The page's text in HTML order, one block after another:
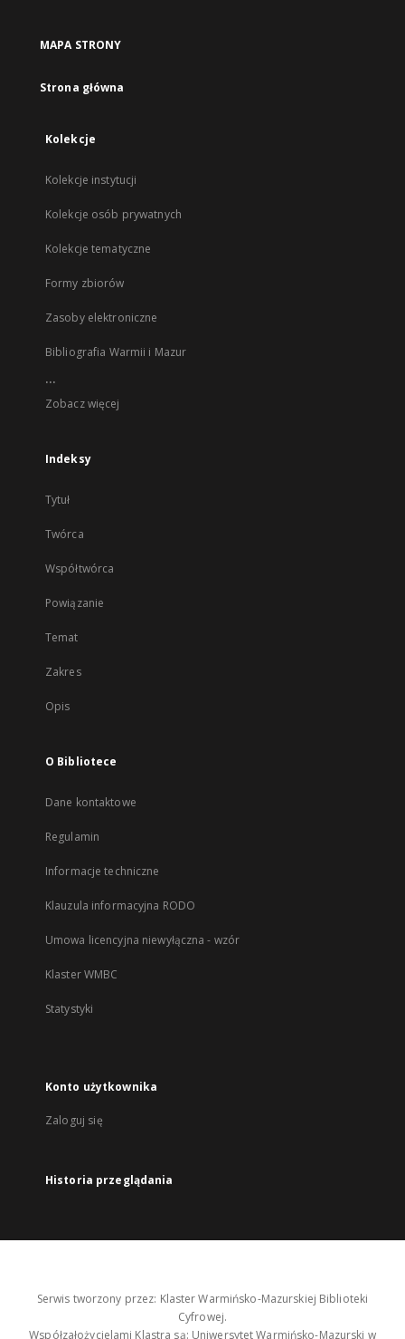
MAPA STRONY
Strona główna
Kolekcje
Kolekcje instytucji
Kolekcje osób prywatnych
Kolekcje tematyczne
Formy zbiorów
Zasoby elektroniczne
Bibliografia Warmii i Mazur
...
Zobacz więcej
Indeksy
Tytuł
Twórca
Współtwórca
Powiązanie
Temat
Zakres
Opis
O Bibliotece
Dane kontaktowe
Regulamin
Informacje techniczne
Klauzula informacyjna RODO
Umowa licencyjna niewyłączna - wzór
Klaster WMBC
Statystyki
Konto użytkownika
Zaloguj się
Historia przeglądania
Serwis tworzony przez: Klaster Warmińsko-Mazurskiej Biblioteki
Cyfrowej.
Współzałożycielami Klastra są: Uniwersytet Warmińsko-Mazurski w